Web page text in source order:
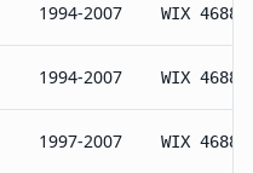
1994-2007 WIX 46883
1994-2007 WIX 46883
1997-2007 WIX 46883